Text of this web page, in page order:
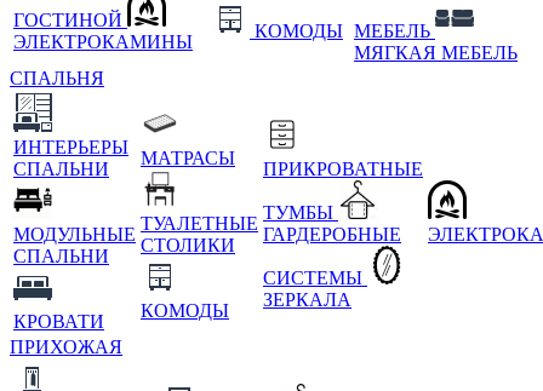
ГОСТИНОЙ
ЭЛЕКТРОКАМИНЫ
КОМОДЫ МЕБЕЛЬ
МЯГКАЯ МЕБЕЛЬ
СПАЛЬНЯ
ИНТЕРЬЕРЫ
СПАЛЬНИ
МОДУЛЬНЫЕ
СПАЛЬНИ
КРОВАТИ
МАТРАСЫ
ТУАЛЕТНЫЕ
СТОЛИКИ
КОМОДЫ
ПРИКРОВАТНЫЕ
ТУМБЫ
ГАРДЕРОБНЫЕ
СИСТЕМЫ
ЗЕРКАЛА
ПРИХОЖАЯ